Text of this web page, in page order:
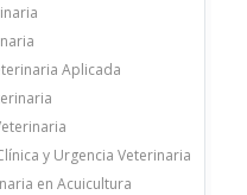
Aplicada
y Urgencia Veterinaria
en Acuicultura